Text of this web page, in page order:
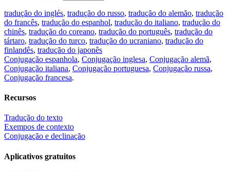
tradução do inglés, tradução do russo, tradução do alemão, tradução
do francês, tradução do espanhol, tradução do italiano, tradução do
chinês, tradução do coreano, tradução do português, tradução do
tártaro, tradução do turco, tradução do ucraniano, tradução do
finlandês, tradução do japonês
Conjugação espanhola, Conjugação inglesa, Conjugação alemã,
Conjugação italiana, Conjugação portuguesa, Conjugação russa,
Conjugação francesa.
Recursos
Tradução do texto
Exempos de contexto
Conjugação e declinação
Aplicativos gratuitos